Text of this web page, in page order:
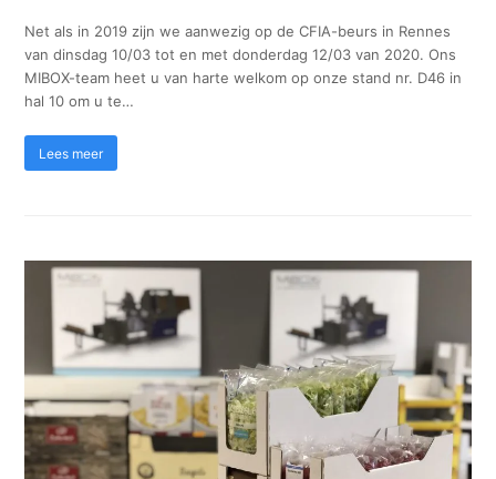
Net als in 2019 zijn we aanwezig op de CFIA-beurs in Rennes
van dinsdag 10/03 tot en met donderdag 12/03 van 2020. Ons
MIBOX-team heet u van harte welkom op onze stand nr. D46 in
hal 10 om u te…
Lees meer